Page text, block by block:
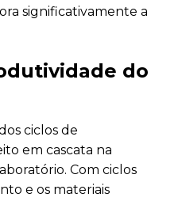
significativamente a
do
ciclos de
em cascata na
Com ciclos
e os materiais